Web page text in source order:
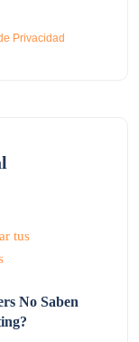
Privacidad
No Saben